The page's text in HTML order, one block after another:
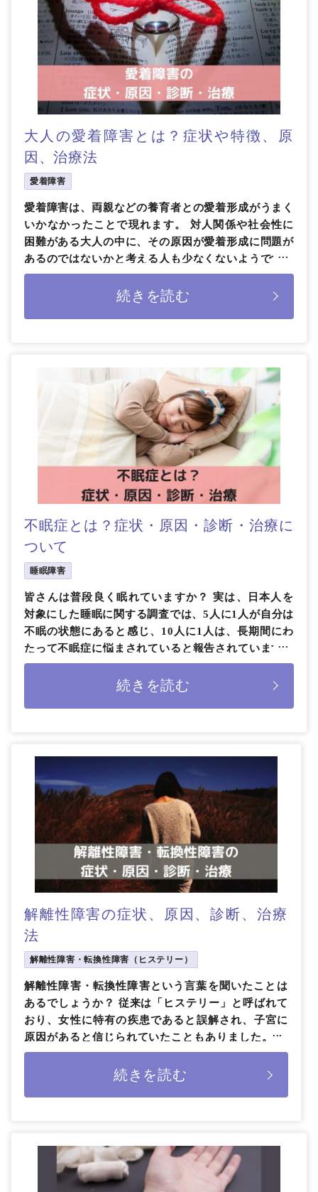
大人の愛着障害とは？症状や特徴、原
因、治療法
愛着障害
愛着障害は、両親などの養育者との愛着形成がうまく
いかなかったことで現れます。 対人関係や社会性に
困難がある大人の中に、その原因が愛着形成に問題が
あるのではないかと考える人も少なくないようです。
愛着形成に問題があるとはど […]
続きを読む
不眠症とは？症状・原因・診断・治療に
ついて
睡眠障害
皆さんは普段良く眠れていますか？ 実は、日本人を
対象にした睡眠に関する調査では、5人に1人が自分は
不眠の状態にあると感じ、10人に1人は、長期間にわ
たって不眠症に悩まされていると報告されています。
また、年を重ねるごとに何 […]
続きを読む
解離性障害の症状、原因、診断、治療
法
解離性障害・転換性障害（ヒステリー）
解離性障害・転換性障害という言葉を聞いたことは
あるでしょうか？ 従来は「ヒステリー」と呼ばれて
おり、女性に特有の疾患であると誤解され、子宮に
原因があると信じられていたこともありました。 今
回は、解離性障害・転換性障害の症 […]
続きを読む